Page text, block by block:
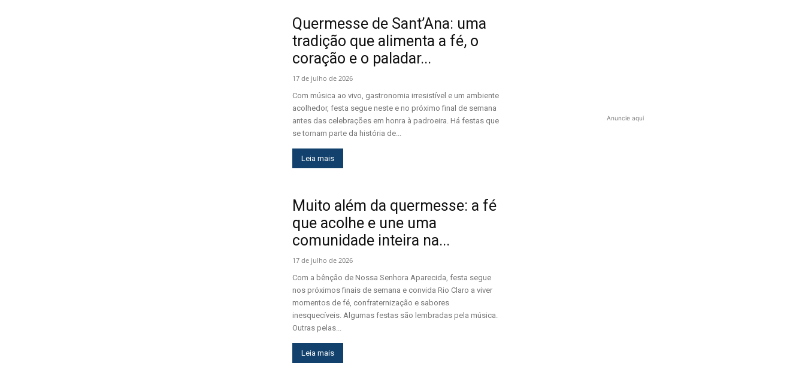
Quermesse de Sant’Ana: uma
tradição que alimenta a fé, o
coração e o paladar...
17 de julho de 2026
Com música ao vivo, gastronomia irresistível e um ambiente
acolhedor, festa segue neste e no próximo final de semana
antes das celebrações em honra à padroeira. Há festas que
se tornam parte da história de...
Leia mais
Muito além da quermesse: a fé
que acolhe e une uma
comunidade inteira na...
17 de julho de 2026
Com a bênção de Nossa Senhora Aparecida, festa segue
nos próximos finais de semana e convida Rio Claro a viver
momentos de fé, confraternização e sabores
inesquecíveis. Algumas festas são lembradas pela música.
Outras pelas...
Leia mais
Anuncie aqui